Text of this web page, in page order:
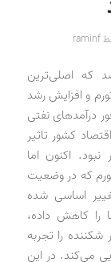
raminf
که اصلی‌ترین
و افزایش رشد
درآمدهای نفتی
کشور تاثیر
نبود. اکنون اما
که در وضعیت
اساسی شده
کاهش داده،
را تجربه
می‌کند. در این